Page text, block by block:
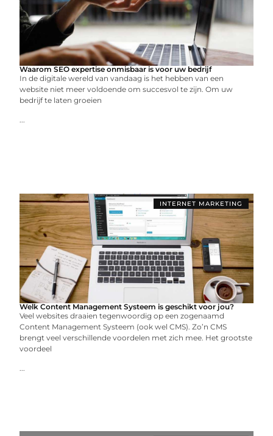
Waarom SEO expertise onmisbaar is voor uw bedrijf
In de digitale wereld van vandaag is het hebben van een
website niet meer voldoende om succesvol te zijn. Om uw
bedrijf te laten groeien
...
INTERNET MARKETING
Welk Content Management Systeem is geschikt voor jou?
Veel websites draaien tegenwoordig op een zogenaamd
Content Management Systeem (ook wel CMS). Zo’n CMS
brengt veel verschillende voordelen met zich mee. Het grootste
voordeel
...